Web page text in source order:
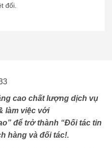
đối.
cao chất lượng dịch vụ
làm việc với
để trở thành “Đối tác tin
hàng và đối tác!.